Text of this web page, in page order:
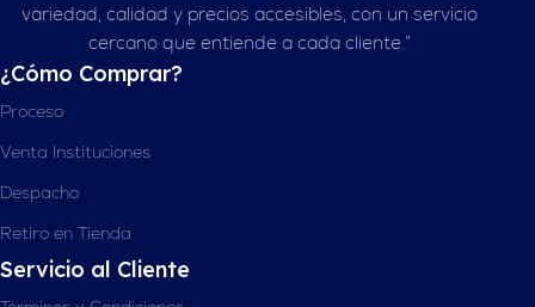
variedad, calidad y precios accesibles, con un servicio
cercano que entiende a cada cliente.”
¿Cómo Comprar?
Proceso
Venta Instituciones
Despacho
Retiro en Tienda
Servicio al Cliente